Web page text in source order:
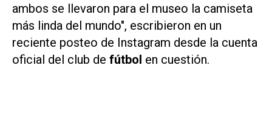
ambos se llevaron para el museo la camiseta
más linda del mundo", escribieron en un
reciente posteo de Instagram desde la cuenta
oficial del club de fútbol en cuestión.